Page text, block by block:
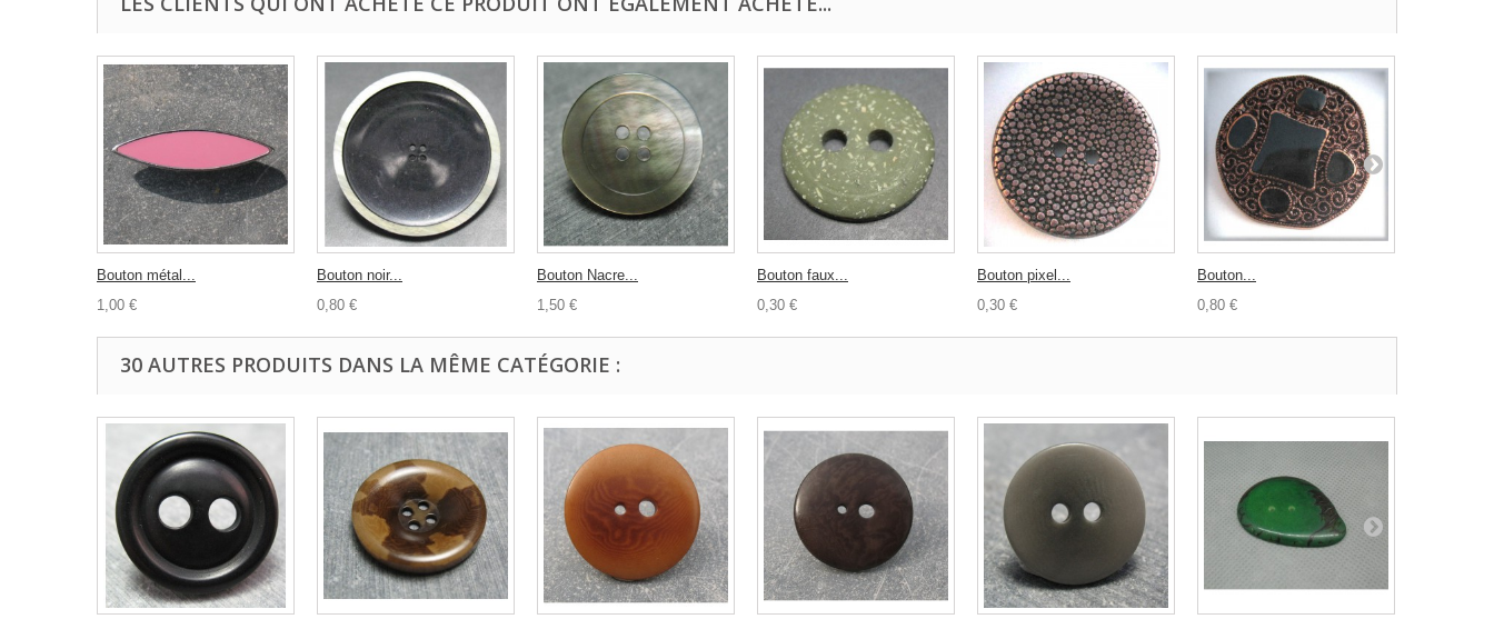
Bouton métal...
1,00 €
Bouton noir...
0,80 €
Bouton Nacre...
1,50 €
Bouton faux...
0,30 €
Bouton pixel...
0,30 €
Bouton...
0,80 €
30 AUTRES PRODUITS DANS LA MÊME CATÉGORIE :